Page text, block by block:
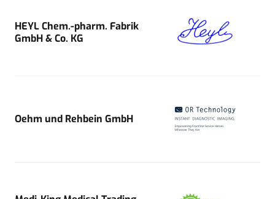
HEYL Chem.-pharm. Fabrik
GmbH & Co. KG
Oehm und Rehbein GmbH